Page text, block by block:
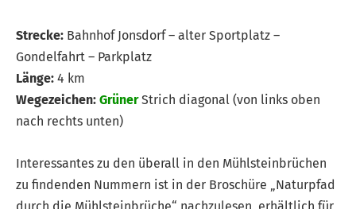
Strecke: Bahnhof Jonsdorf – alter Sportplatz –
Gondelfahrt – Parkplatz
Länge: 4 km
Wegezeichen: GrünerStrich diagonal (von links oben
nach rechts unten)
Interessantes zu den überall in den Mühlsteinbrüchen
zu findenden Nummern ist in der Broschüre „Naturpfad